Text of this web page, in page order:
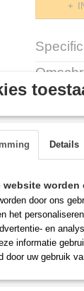
Description:
Code: GG/
Details
website
door ons
het
en
informatie
door uw gebruik